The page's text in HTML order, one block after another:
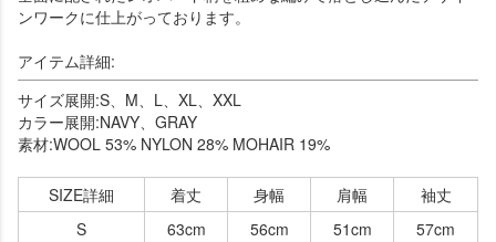
ンワークに仕上がっております。
アイテム詳細:
サイズ展開:S、M、L、XL、XXL
カラー展開:NAVY、GRAY
素材:WOOL 53% NYLON 28% MOHAIR 19%
SIZE詳細 着丈 身幅 肩幅
袖丈
S
63cm 56cm 51cm
57cm